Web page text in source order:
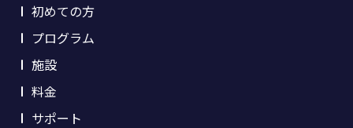
初めての方
プログラム
施設
料金
サポート